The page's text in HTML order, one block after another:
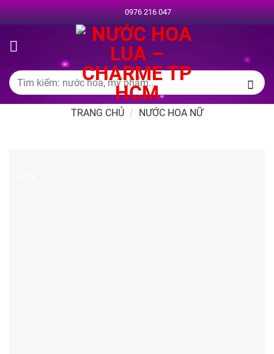
Chuyển
đến
dung
0976 216 047
Tìm
kiếm:
TRANG CHỦ / NƯỚC HOA NỮ